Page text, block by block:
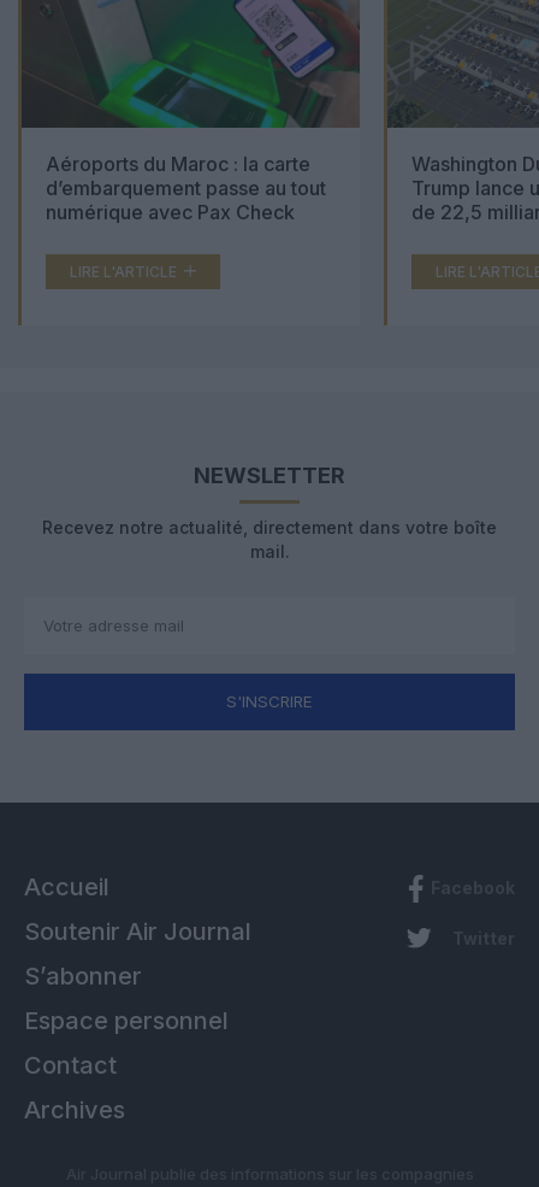
Aéroports du Maroc : la carte
d’embarquement passe au tout
numérique avec Pax Check
LIRE L'ARTICLE
Washington
Trump lance
de 22,5
LIRE
NEWSLETTER
Recevez notre actualité, directement dans votre boîte
mail.
S'INSCRIRE
Accueil
Soutenir Air Journal
S’abonner
Espace personnel
Contact
Archives